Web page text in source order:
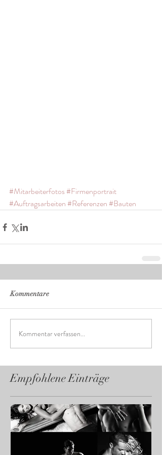
#Mitarbeiterfotos#Firmenportrait
#Auftragsarbeiten#Referenzen#Bauten
Kommentare
Kommentar verfassen...
Empfohlene Einträge